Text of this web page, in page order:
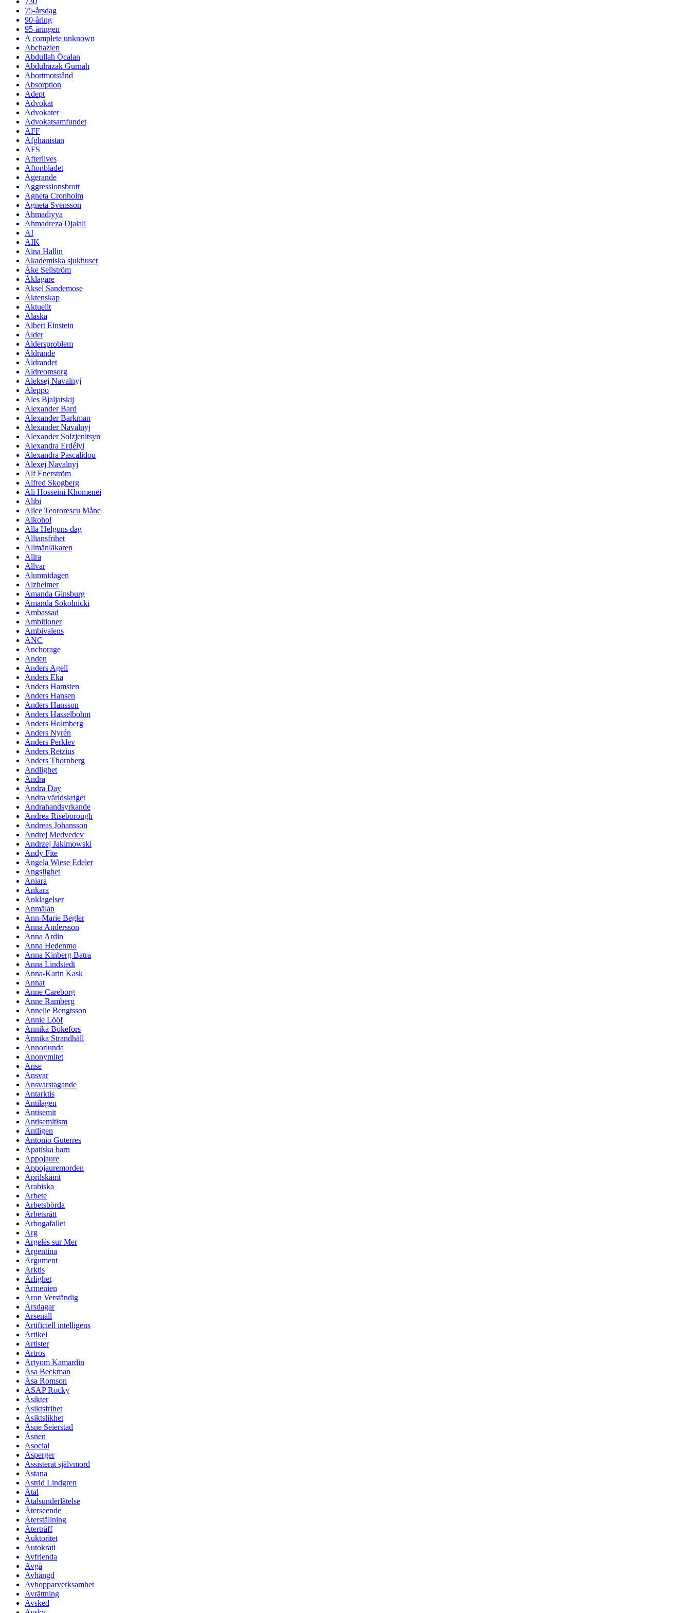
75-årsdag
90-åring
95-åringen
A complete unknown
Abchazien
Abdullah Öcalan
Abdulrazak Gurnah
Abortmotstånd
Absorption
Adept
Advokat
Advokater
Advokatsamfundet
ÅFF
Afghanistan
AFS
Afterlives
Aftonbladet
Agerande
Aggressionsbrott
Agneta Cronholm
Agneta Svensson
Ahmadiyya
Ahmadreza Djalali
AI
AIK
Aina Hallin
Akademiska sjukhuset
Åke Sellström
Åklagare
Aksel Sandemose
Äktenskap
Aktuellt
Alaska
Albert Einstein
Ålder
Åldersproblem
Åldrande
Åldrandet
Äldreomsorg
Aleksej Navalnyj
Aleppo
Ales Bjaljatskij
Alexander Bard
Alexander Barkman
Alexander Navalnyj
Alexander Solzjenitsyn
Alexandra Erdélyi
Alexandra Pascalidou
Alexej Navalnyj
Alf Enerström
Alfred Skogberg
Ali Hosseini Khomenei
Alibi
Alice Teororescu Måne
Alkohol
Alla Helgons dag
Alliansfrihet
Allmänläkaren
Allra
Allvar
Alumnidagen
Alzheimer
Amanda Ginsburg
Amanda Sokolnicki
Ambassad
Ambitioner
Ambivalens
ANC
Anchorage
Anden
Anders Agell
Anders Eka
Anders Hamsten
Anders Hansen
Anders Hansson
Anders Hasselbohm
Anders Holmberg
Anders Nyrén
Anders Perklev
Anders Retzius
Anders Thornberg
Andlighet
Andra
Andra Day
Andra världskriget
Andrahandsyrkande
Andrea Riseborough
Andreas Johansson
Andrej Medvedev
Andrzej Jakimowski
Andy Fite
Angela Wiese Edeler
Ängslighet
Aniara
Ankara
Anklagelser
Anmälan
Ann-Marie Begler
Anna Andersson
Anna Ardin
Anna Hedenmo
Anna Kinberg Batra
Anna Lindstedt
Anna-Karin Kask
Annat
Anne Careborg
Anne Ramberg
Annelie Bengtsson
Annie Lööf
Annika Bokefors
Annika Strandhäll
Annorlunda
Anonymitet
Anse
Ansvar
Ansvarstagande
Antarktis
Antilagen
Antisemit
Antisemitism
Äntligen
Antonio Guterres
Apatiska barn
Appojaure
Appojauremorden
Aprilskämt
Arabiska
Arbete
Arbetsbörda
Arbetsrätt
Arbogafallet
Arg
Argelès sur Mer
Argentina
Argument
Arktis
Ärlighet
Armenien
Aron Verständig
Årsdagar
Arsenall
Artificiell intelligens
Artikel
Artister
Artros
Artyom Kamardin
Åsa Beckman
Åsa Romson
ASAP Rocky
Åsikter
Åsiktsfrihet
Åsiktslikhet
Åsne Seierstad
Åsnen
Asocial
Asperger
Assisterat självmord
Astana
Astrid Lindgren
Åtal
Åtalsunderlåtelse
Återseende
Återställning
Återträff
Auktoritet
Autokrati
Avfrienda
Avgå
Avhängd
Avhopparverksamhet
Avrättning
Avsked